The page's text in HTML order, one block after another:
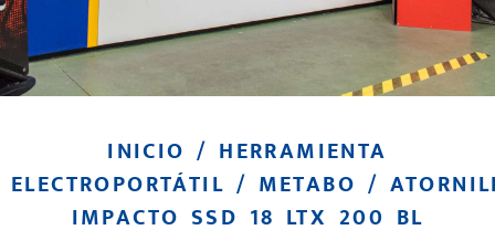
INICIO / HERRAMIENTA
ELECTROPORTÁTIL / METABO /
IMPACTO SSD 18 LTX 200 BL